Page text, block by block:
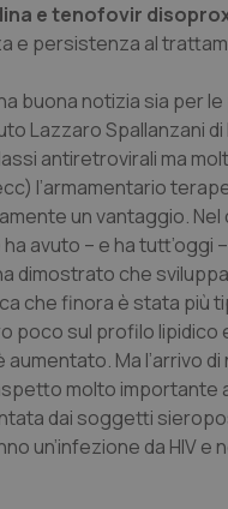
e tenofovir
e persistenza al
buona notizia sia per
Lazzaro Spallanzani
antiretrovirali ma
l’armamentario
un vantaggio. Nel
avuto – e ha tutt’oggi
dimostrato che
che finora è stata più
poco sul profilo
Ma l’arrivo
molto importante
dai soggetti
un’infezione da HIV e